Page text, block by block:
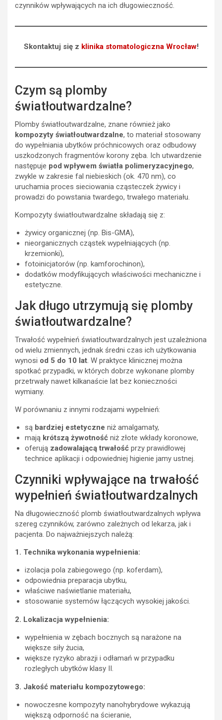
czynników wpływających na ich długowieczność.
Skontaktuj się z klinika stomatologiczna Wrocław!
Czym są plomby
światłoutwardzalne?
Plomby światłoutwardzalne, znane również jako
kompozyty światłoutwardzalne, to materiał stosowany
do wypełniania ubytków próchnicowych oraz odbudowy
uszkodzonych fragmentów korony zęba. Ich utwardzenie
następuje pod wpływem światła polimeryzacyjnego,
zwykle w zakresie fal niebieskich (ok. 470 nm), co
uruchamia proces sieciowania cząsteczek żywicy i
prowadzi do powstania twardego, trwałego materiału.
Kompozyty światłoutwardzalne składają się z:
żywicy organicznej (np. Bis-GMA),
nieorganicznych cząstek wypełniających (np.
krzemionki),
fotoinicjatorów (np. kamforochinon),
dodatków modyfikujących właściwości mechaniczne i
estetyczne.
Jak długo utrzymują się plomby
światłoutwardzalne?
Trwałość wypełnień światłoutwardzalnych jest uzależniona
od wielu zmiennych, jednak średni czas ich użytkowania
wynosi od 5 do 10 lat. W praktyce klinicznej można
spotkać przypadki, w których dobrze wykonane plomby
przetrwały nawet kilkanaście lat bez konieczności
wymiany.
W porównaniu z innymi rodzajami wypełnień:
są bardziej estetyczne niż amalgamaty,
mają krótszą żywotność niż złote wkłady koronowe,
oferują zadowalającą trwałość przy prawidłowej
technice aplikacji i odpowiedniej higienie jamy ustnej.
Czynniki wpływające na trwałość
wypełnień światłoutwardzalnych
Na długowieczność plomb światłoutwardzalnych wpływa
szereg czynników, zarówno zależnych od lekarza, jak i
pacjenta. Do najważniejszych należą:
1. Technika wykonania wypełnienia:
izolacja pola zabiegowego (np. koferdam),
odpowiednia preparacja ubytku,
właściwe naświetlanie materiału,
stosowanie systemów łączących wysokiej jakości.
2. Lokalizacja wypełnienia:
wypełnienia w zębach bocznych są narażone na
większe siły żucia,
większe ryzyko abrazji i odłamań w przypadku
rozległych ubytków klasy II.
3. Jakość materiału kompozytowego:
nowoczesne kompozyty nanohybrydowe wykazują
większą odporność na ścieranie,